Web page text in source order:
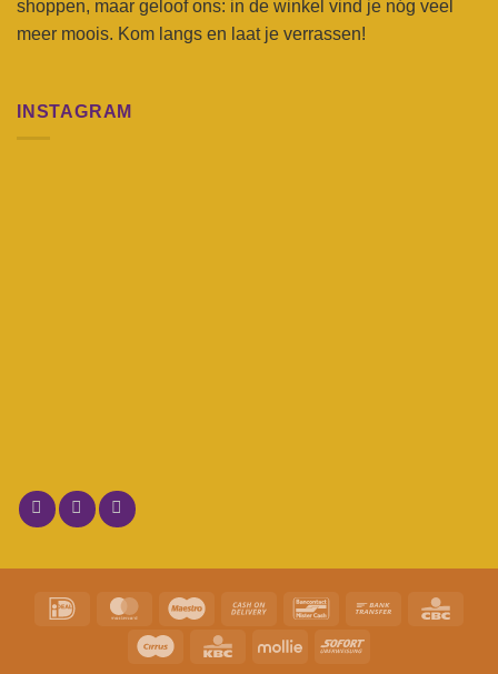
shoppen, maar geloof ons: in de winkel vind je nóg veel
meer moois. Kom langs en laat je verrassen!
INSTAGRAM